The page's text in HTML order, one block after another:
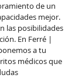
de un
mejor.
las posibilidades
En Ferré |
a tu
médicos que